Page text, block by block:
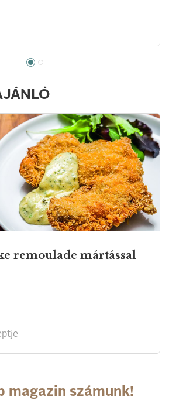
remoulade mártással
magazin számunk!